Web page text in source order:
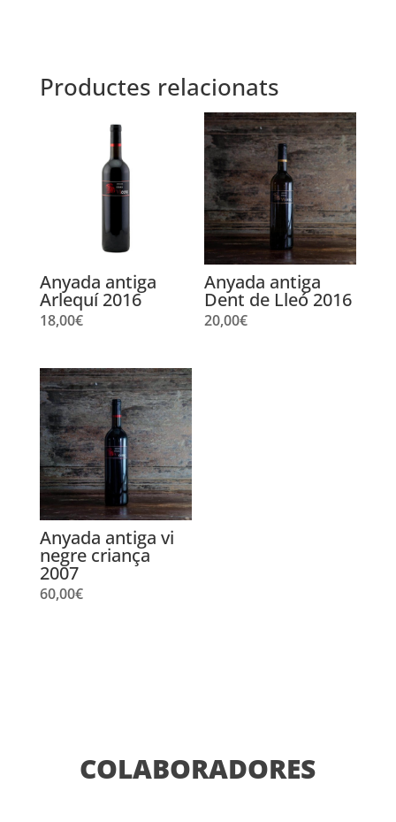
Productes relacionats
Anyada antiga
Arlequí 2016
18,00€
Anyada antiga
Dent de Lleó 2016
20,00€
Anyada antiga vi
negre criança
2007
60,00€
COLABORADORES